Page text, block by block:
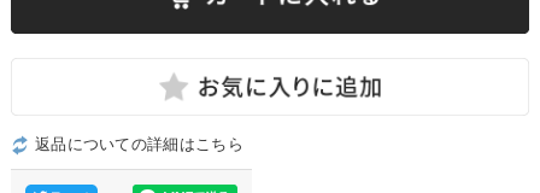
返品についての詳細はこちら